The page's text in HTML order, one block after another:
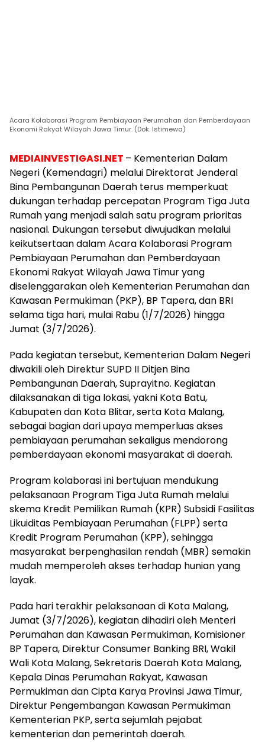
Acara Kolaborasi Program Pembiayaan Perumahan dan Pemberdayaan
Ekonomi Rakyat Wilayah Jawa Timur. (Dok. Istimewa)
MEDIAINVESTIGASI.NET – Kementerian Dalam
Negeri (Kemendagri) melalui Direktorat Jenderal
Bina Pembangunan Daerah terus memperkuat
dukungan terhadap percepatan Program Tiga Juta
Rumah yang menjadi salah satu program prioritas
nasional. Dukungan tersebut diwujudkan melalui
keikutsertaan dalam Acara Kolaborasi Program
Pembiayaan Perumahan dan Pemberdayaan
Ekonomi Rakyat Wilayah Jawa Timur yang
diselenggarakan oleh Kementerian Perumahan dan
Kawasan Permukiman (PKP), BP Tapera, dan BRI
selama tiga hari, mulai Rabu (1/7/2026) hingga
Jumat (3/7/2026).
Pada kegiatan tersebut, Kementerian Dalam Negeri
diwakili oleh Direktur SUPD II Ditjen Bina
Pembangunan Daerah, Suprayitno. Kegiatan
dilaksanakan di tiga lokasi, yakni Kota Batu,
Kabupaten dan Kota Blitar, serta Kota Malang,
sebagai bagian dari upaya memperluas akses
pembiayaan perumahan sekaligus mendorong
pemberdayaan ekonomi masyarakat di daerah.
Program kolaborasi ini bertujuan mendukung
pelaksanaan Program Tiga Juta Rumah melalui
skema Kredit Pemilikan Rumah (KPR) Subsidi Fasilitas
Likuiditas Pembiayaan Perumahan (FLPP) serta
Kredit Program Perumahan (KPP), sehingga
masyarakat berpenghasilan rendah (MBR) semakin
mudah memperoleh akses terhadap hunian yang
layak.
Pada hari terakhir pelaksanaan di Kota Malang,
Jumat (3/7/2026), kegiatan dihadiri oleh Menteri
Perumahan dan Kawasan Permukiman, Komisioner
BP Tapera, Direktur Consumer Banking BRI, Wakil
Wali Kota Malang, Sekretaris Daerah Kota Malang,
Kepala Dinas Perumahan Rakyat, Kawasan
Permukiman dan Cipta Karya Provinsi Jawa Timur,
Direktur Pengembangan Kawasan Permukiman
Kementerian PKP, serta sejumlah pejabat
kementerian dan pemerintah daerah.